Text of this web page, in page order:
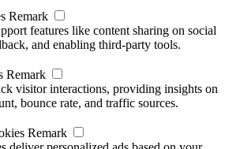
Remark
features like content sharing on social
and enabling third-party tools.
Remark
visitor interactions, providing insights on
bounce rate, and traffic sources.
Remark